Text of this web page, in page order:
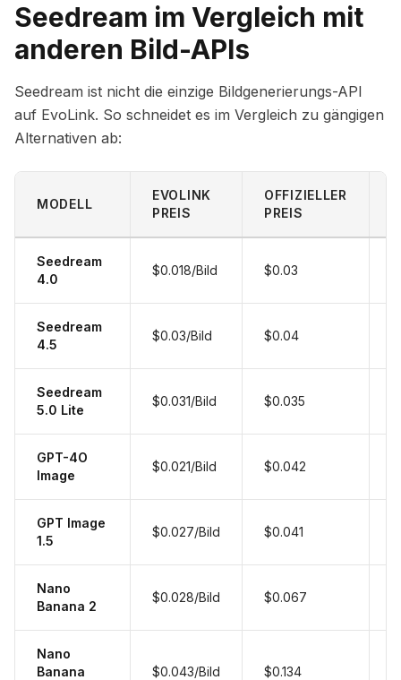
Seedream im Vergleich mit
anderen Bild-APIs
Seedream ist nicht die einzige Bildgenerierungs-API
auf EvoLink. So schneidet es im Vergleich zu gängigen
Alternativen ab:
MODELL
EVOLINK
PREIS
OFFIZIELLER
PREIS
Seedream
4.0
$0.018/Bild $0.03
Seedream
4.5
$0.03/Bild $0.04
Seedream
5.0 Lite
$0.031/Bild $0.035
GPT-4O
Image
$0.021/Bild $0.042
GPT Image
1.5
$0.027/Bild $0.041
Nano
Banana 2
$0.028/Bild $0.067
Nano
Banana
$0.043/Bild $0.134